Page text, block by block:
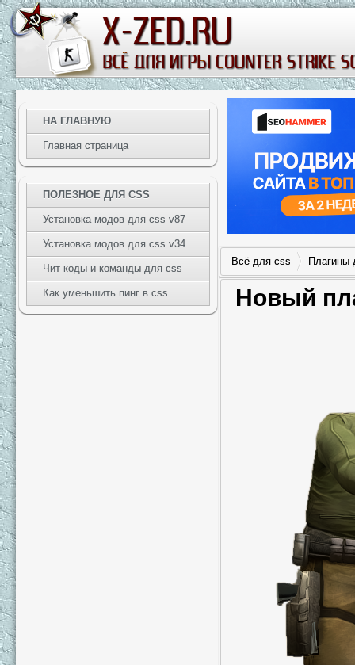
Всё для css Плагины
Новый
НА ГЛАВНУЮ
Главная страница
ПОЛЕЗНОЕ ДЛЯ CSS
Установка модов для css v87
Установка модов для css v34
Чит коды и команды для css
Как уменьшить пинг в css